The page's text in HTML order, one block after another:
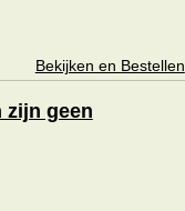
Bekijken en Bestellen
zijn geen